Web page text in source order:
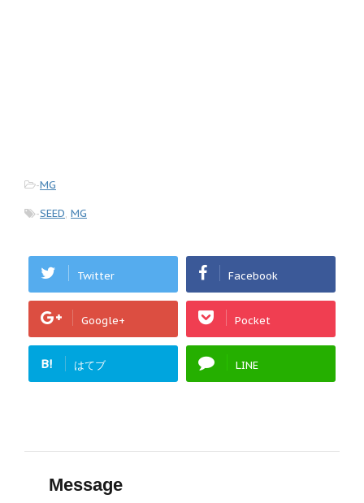
-MG
-SEED, MG
Twitter Facebook
Google+ Pocket
B! はてブ LINE
Message